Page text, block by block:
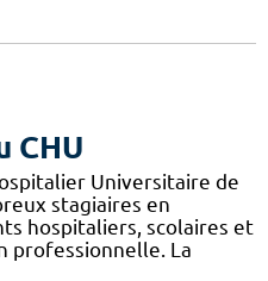
CHU
Universitaire de
stagiaires en
hospitaliers, scolaires et
professionnelle. La